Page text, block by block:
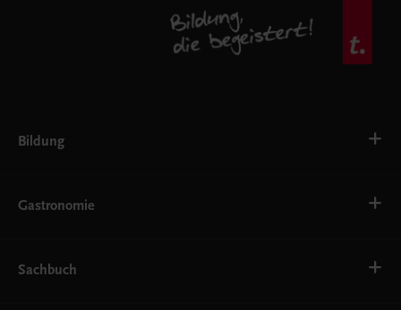
Bildung
AHS
EWF/ZWF
FW
Gastronomie
Getränke
Sachbuch